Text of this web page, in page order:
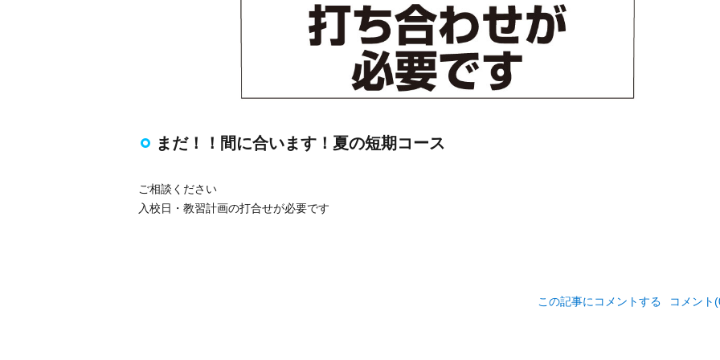
まだ！！間に合います！夏の短期コース
ご相談ください
入校日・教習計画の打合せが必要です
この記事にコメントする コメント